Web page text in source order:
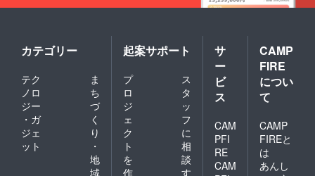
カテゴリー
テク
ノロ
ジー
・ガ
ジェ
ット
ま
ち
づ
く
り
・
地
域
起案サポート
プ
ロ
ジ
ェ
ク
ト
を
作
ス
タ
ッ
フ
に
相
談
す
サ
ー
ビ
ス
CAM
PFI
RE
CAM
CAMP
FIRE
につい
て
CAMP
FIREと
は
あんし